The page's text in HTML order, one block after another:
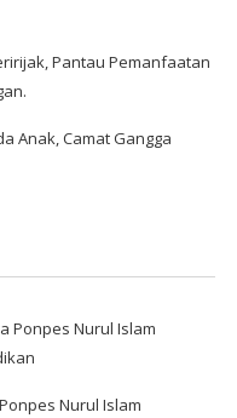
Pantau Pemanfaatan
Anak, Camat Gangga
Ponpes Nurul Islam
Nurul Islam